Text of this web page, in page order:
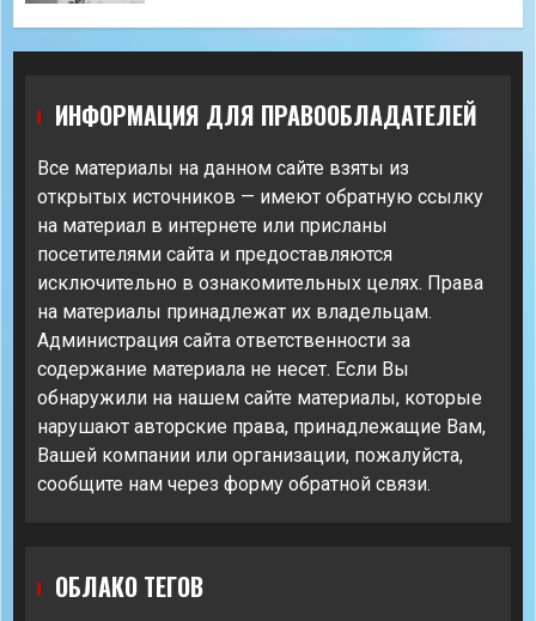
ИНФОРМАЦИЯ ДЛЯ ПРАВООБЛАДАТЕЛЕЙ
Все материалы на данном сайте взяты из
открытых источников — имеют обратную ссылку
на материал в интернете или присланы
посетителями сайта и предоставляются
исключительно в ознакомительных целях. Права
на материалы принадлежат их владельцам.
Администрация сайта ответственности за
содержание материала не несет. Если Вы
обнаружили на нашем сайте материалы, которые
нарушают авторские права, принадлежащие Вам,
Вашей компании или организации, пожалуйста,
сообщите нам через форму обратной связи.
ОБЛАКО ТЕГОВ